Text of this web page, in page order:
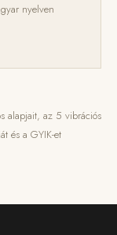
nyelven
alapjait, az 5 vibrációs
és a GYIK-et